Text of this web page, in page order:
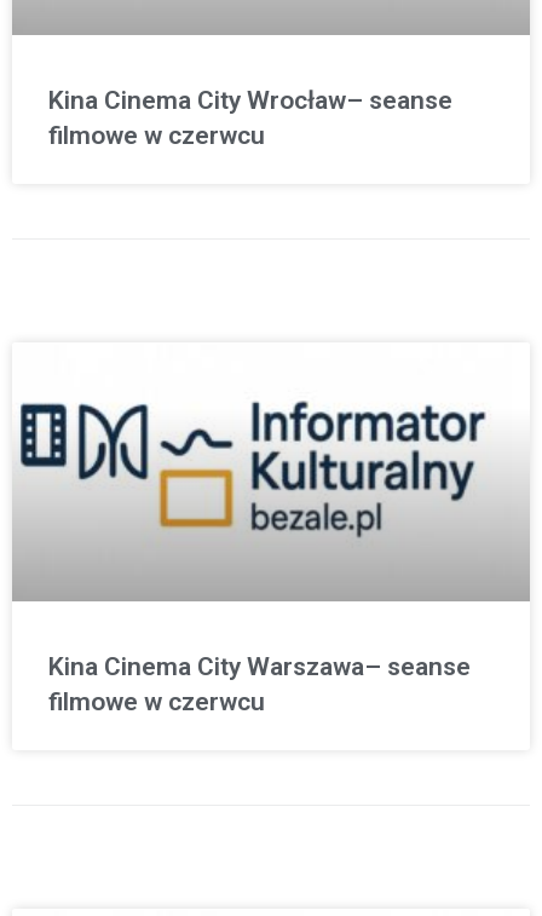
Kina Cinema City Wrocław– seanse
filmowe w czerwcu
Kina Cinema City Warszawa– seanse
filmowe w czerwcu